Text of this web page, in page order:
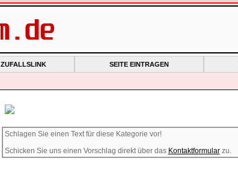
ZUFALLSLINK SEITE EINTRAGEN
Schlagen Sie einen Text für diese Kategorie vor!
Schicken Sie uns einen Vorschlag direkt über das Kontaktformularzu.